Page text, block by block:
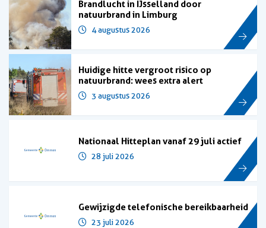
Brandlucht in IJsselland door
natuurbrand in Limburg
4 augustus 2026
Huidige hitte vergroot risico op
natuurbrand: wees extra alert
3 augustus 2026
Nationaal Hitteplan vanaf 29 juli actief
28 juli 2026
Gewijzigde telefonische bereikbaarheid
23 juli 2026